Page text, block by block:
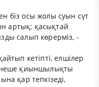
біз осы жолы суын сүт
артық; қасықтай
салып көрерміз, -
кетіпті, елшілер
қиыншылықты
қар тепкізеді,